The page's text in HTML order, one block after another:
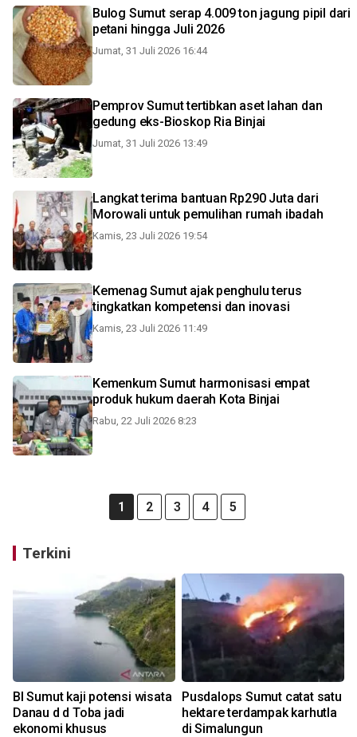
Bulog Sumut serap 4.009 ton jagung pipil dari
petani hingga Juli 2026
Jumat, 31 Juli 2026 16:44
Pemprov Sumut tertibkan aset lahan dan
gedung eks-Bioskop Ria Binjai
Jumat, 31 Juli 2026 13:49
Langkat terima bantuan Rp290 Juta dari
Morowali untuk pemulihan rumah ibadah
Kamis, 23 Juli 2026 19:54
Kemenag Sumut ajak penghulu terus
tingkatkan kompetensi dan inovasi
Kamis, 23 Juli 2026 11:49
Kemenkum Sumut harmonisasi empat
produk hukum daerah Kota Binjai
Rabu, 22 Juli 2026 8:23
1 2 3 4 5
Terkini
BI Sumut kaji potensi wisata
Danau d d Toba jadi
ekonomi khusus
Pusdalops Sumut catat satu
hektare terdampak karhutla
di Simalungun